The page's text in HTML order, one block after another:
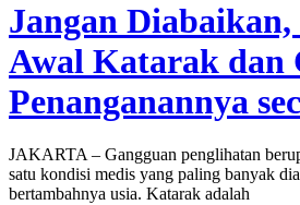
Jangan
Awal Katarak dan
Penanganannya
JAKARTA – Gangguan penglihatan
satu kondisi medis yang paling banyak
bertambahnya usia. Katarak adalah